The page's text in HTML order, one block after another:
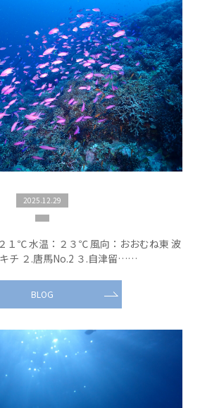
2025.12.29
１℃ 水温：２３℃ 風向：おおむね東 波
チ ２.唐馬No.2 ３.自津留……
BLOG